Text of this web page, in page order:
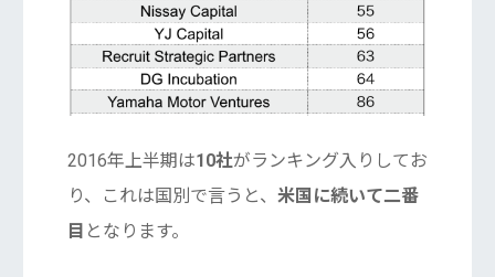
2016年上半期は10社がランキング入りしてお
り、これは国別で言うと、 米国に続いて二番
目 となります。